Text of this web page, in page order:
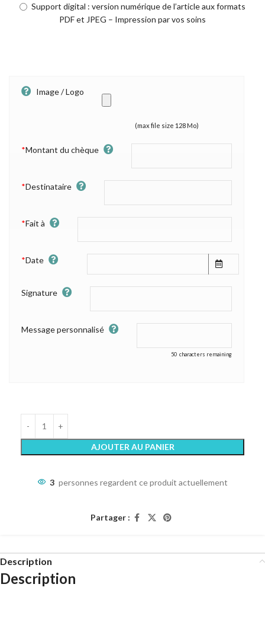
Support digital : version numérique de l’article aux formats
PDF et JPEG – Impression par vos soins
Image / Logo
(max file size 128 Mo)
*Montant du chèque
*Destinataire
*Fait à
*Date
Signature
Message personnalisé
50 characters remaining
AJOUTER AU PANIER
3 personnes regardent ce produit actuellement
Partager :
Description
Description